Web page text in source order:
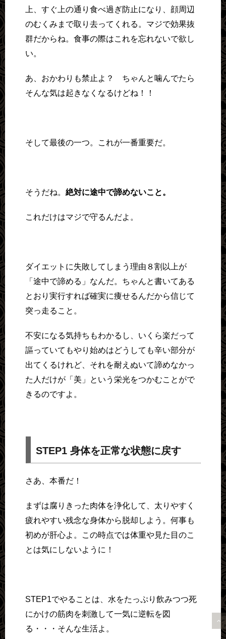
上、すぐ上の通り食べ過ぎ防止になり、顔周辺
のむくみまで取り去ってくれる。マジで効果抜
群だからね。食事の際はこれを忘れないで欲し
い。
あ、おかわりも禁止よ？ ちゃんと噛んでたら
そんな気は起きなくなるけどね！！
そして最後の一つ。これが一番重要だ。
そうだね。 絶対に途中で諦めないこと。
これだけはマジで守るんだよ。
ダイエットに失敗してしまう理由８割以上が
「途中で諦める」なんだ。ちゃんと書いてある
とおり実行すれば確実に痩せるんだから信じて
突っ走ること。
不安になる気持ちもわかるし、いくら楽だって
謳っていてもやり始めはどうしても辛い部分が
出てくるけれど、それを耐えぬいて諦めなかっ
た人だけが「美」という栄光をつかむことがで
きるのですよ。
STEP1 身体を正常な状態に戻す
さあ、本番だ！
まずは腐りきった肉体を浄化して、太りやすく
疲れやすい残念な身体から脱却しよう。何事も
初めが肝心よ。この時点では体重や見た目のこ
とは気にしないように！
STEP1でやることは、水をたっぷり飲みつつ死
にかけの筋肉を刺激して一気に逆転を図
る・・・そんな生活よ。